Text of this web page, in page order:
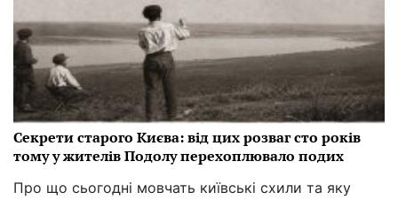
Секрети старого Києва: від цих розваг сто років
тому у жителів Подолу перехоплювало подих
Про що сьогодні мовчать київські схили та яку